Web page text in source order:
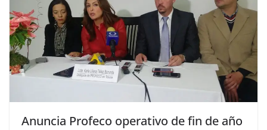
Anuncia Profeco operativo de fin de año